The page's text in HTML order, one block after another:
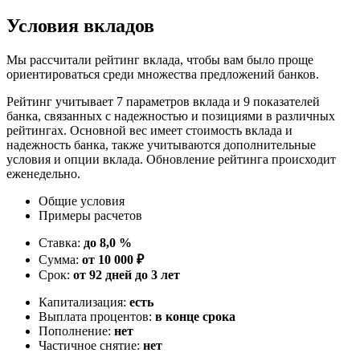
Условия вкладов
Мы рассчитали рейтинг вклада, чтобы вам было проще
ориентироваться среди множества предложений банков.
Рейтинг учитывает 7 параметров вклада и 9 показателей
банка, связанных с надежностью и позициями в различных
рейтингах. Основной вес имеет стоимость вклада и
надежность банка, также учитываются дополнительные
условия и опции вклада. Обновление рейтинга происходит
еженедельно.
Общие условия
Примеры расчетов
Ставка: до 8,0 %
Сумма: от 10 000 ₽
Срок: от 92 дней до 3 лет
Капитализация: есть
Выплата процентов: в конце срока
Пополнение: нет
Частичное снятие: нет